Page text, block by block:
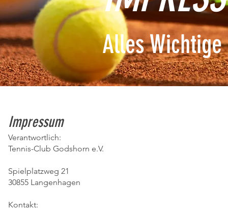
Alles
Impressum
Verantwortlich:
Tennis-Club Godshorn e.V.
Spielplatzweg 21
30855 Langenhagen
Kontakt: